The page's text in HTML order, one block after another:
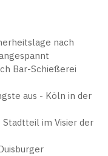
nach
Bar-Schießerei
aus - Köln in der
im Visier der